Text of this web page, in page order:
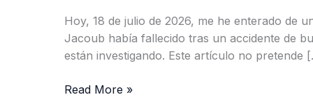
Hoy, 18 de julio de 2026, me he enterado de
Jacoub había fallecido tras un accidente de
están investigando. Este artículo no pretende
La
Read More »